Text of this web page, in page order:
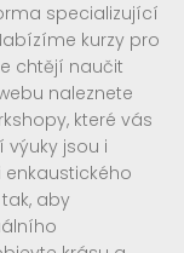
specializující
kurzy pro
chtějí naučit
naleznete
které vás
výuky jsou i
aby